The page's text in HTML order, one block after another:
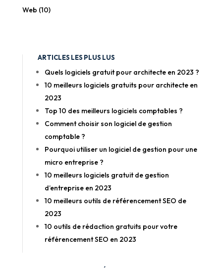
Web (10)
ARTICLES LES PLUS LUS
Quels logiciels gratuit pour architecte en 2023 ?
10 meilleurs logiciels gratuits pour architecte en
2023
Top 10 des meilleurs logiciels comptables ?
Comment choisir son logiciel de gestion
comptable ?
Pourquoi utiliser un logiciel de gestion pour une
micro entreprise ?
10 meilleurs logiciels gratuit de gestion
d’entreprise en 2023
10 meilleurs outils de référencement SEO de
2023
10 outils de rédaction gratuits pour votre
référencement SEO en 2023